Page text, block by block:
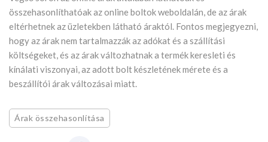
összehasonlíthatóak az online boltok weboldalán, de az árak
eltérhetnek az üzletekben látható áraktól. Fontos megjegyezni,
hogy az árak nem tartalmazzák az adókat és a szállítási
költségeket, és az árak változhatnak a termék keresleti és
kínálati viszonyai, az adott bolt készletének mérete és a
beszállítói árak változásai miatt.
Árak összehasonlítása